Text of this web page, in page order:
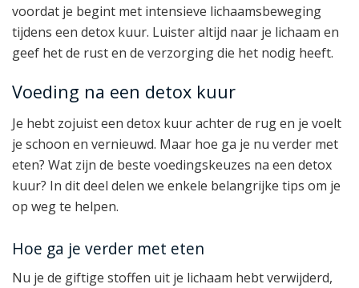
voordat je begint met intensieve lichaamsbeweging
tijdens een detox kuur. Luister altijd naar je lichaam en
geef het de rust en de verzorging die het nodig heeft.
Voeding na een detox kuur
Je hebt zojuist een detox kuur achter de rug en je voelt
je schoon en vernieuwd. Maar hoe ga je nu verder met
eten? Wat zijn de beste voedingskeuzes na een detox
kuur? In dit deel delen we enkele belangrijke tips om je
op weg te helpen.
Hoe ga je verder met eten
Nu je de giftige stoffen uit je lichaam hebt verwijderd,